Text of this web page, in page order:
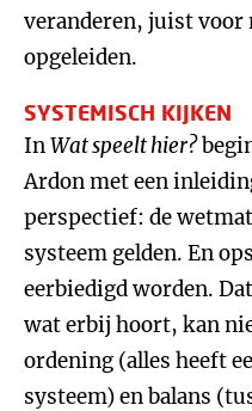
veranderen, juist
opgeleiden.
SYSTEMISCH KIJKEN
InWat speelt hier?
Ardon met een
perspectief: de
systeem gelden. En
eerbiedigd worden.
wat erbij hoort, kan
ordening (alles heeft
systeem) en balans